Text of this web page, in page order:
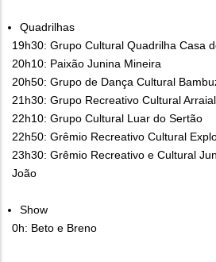
Quadrilhas
19h30: Grupo Cultural Quadrilha Casa
20h10: Paixão Junina Mineira
20h50: Grupo de Dança Cultural
21h30: Grupo Recreativo Cultural
22h10: Grupo Cultural Luar do Sertão
22h50: Grêmio Recreativo Cultural
23h30: Grêmio Recreativo e Cultural
João
Show
0h: Beto e Breno